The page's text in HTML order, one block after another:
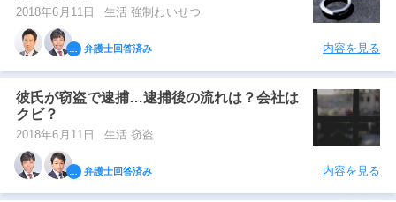
2018年6月11日 生活 強制わいせつ
弁護士回答済み 内容を見る
彼氏が窃盗で逮捕…逮捕後の流れは？会社は
クビ？
2018年6月11日 生活 窃盗
弁護士回答済み 内容を見る